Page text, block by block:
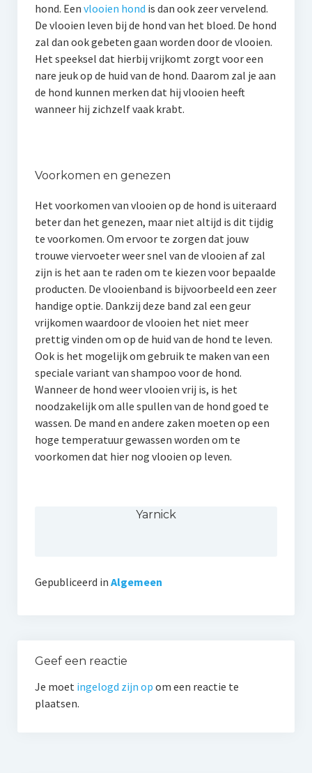
hond. Een vlooien hond is dan ook zeer vervelend.
De vlooien leven bij de hond van het bloed. De hond
zal dan ook gebeten gaan worden door de vlooien.
Het speeksel dat hierbij vrijkomt zorgt voor een
nare jeuk op de huid van de hond. Daarom zal je aan
de hond kunnen merken dat hij vlooien heeft
wanneer hij zichzelf vaak krabt.
Voorkomen en genezen
Het voorkomen van vlooien op de hond is uiteraard
beter dan het genezen, maar niet altijd is dit tijdig
te voorkomen. Om ervoor te zorgen dat jouw
trouwe viervoeter weer snel van de vlooien af zal
zijn is het aan te raden om te kiezen voor bepaalde
producten. De vlooienband is bijvoorbeeld een zeer
handige optie. Dankzij deze band zal een geur
vrijkomen waardoor de vlooien het niet meer
prettig vinden om op de huid van de hond te leven.
Ook is het mogelijk om gebruik te maken van een
speciale variant van shampoo voor de hond.
Wanneer de hond weer vlooien vrij is, is het
noodzakelijk om alle spullen van de hond goed te
wassen. De mand en andere zaken moeten op een
hoge temperatuur gewassen worden om te
voorkomen dat hier nog vlooien op leven.
Yarnick
Gepubliceerd in Algemeen
Geef een reactie
Je moet ingelogd zijn op om een reactie te
plaatsen.